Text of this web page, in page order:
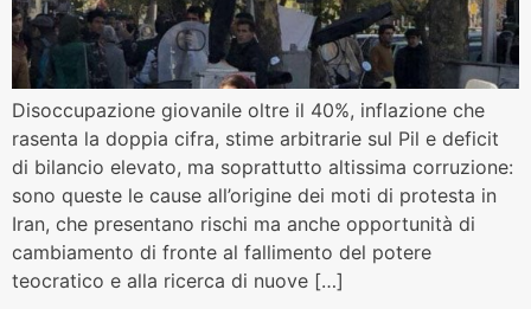
Disoccupazione giovanile oltre il 40%, inflazione che
rasenta la doppia cifra, stime arbitrarie sul Pil e deficit
di bilancio elevato, ma soprattutto altissima corruzione:
sono queste le cause all’origine dei moti di protesta in
Iran, che presentano rischi ma anche opportunità di
cambiamento di fronte al fallimento del potere
teocratico e alla ricerca di nuove […]